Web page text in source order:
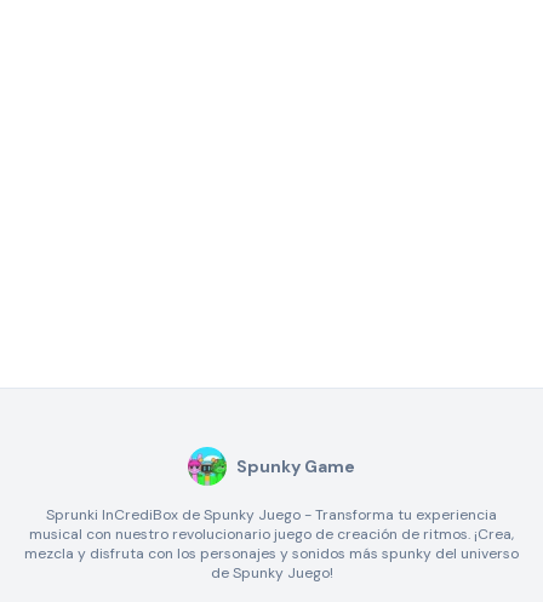
Spunky Game
Sprunki InCrediBox de Spunky Juego - Transforma tu experiencia
musical con nuestro revolucionario juego de creación de ritmos. ¡Crea,
mezcla y disfruta con los personajes y sonidos más spunky del universo
de Spunky Juego!